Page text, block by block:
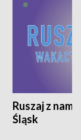
Ruszaj z
Śląsk